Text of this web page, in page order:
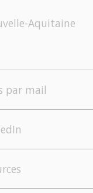
Aquitaine
par mail